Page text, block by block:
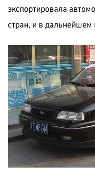
экспортировала
стран, и в дальнейшем